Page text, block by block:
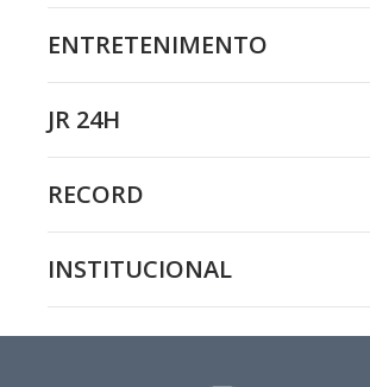
ENTRETENIMENTO
JR 24H
RECORD
INSTITUCIONAL